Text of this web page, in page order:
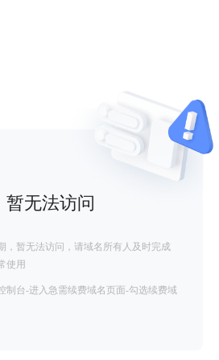
暂无法访问
，暂无法访问，请域名所有人及时完成
使用
制台-进入急需续费域名页面-勾选续费域